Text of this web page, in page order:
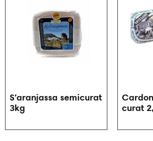
S′aranjassa semicurat
3kg
curat